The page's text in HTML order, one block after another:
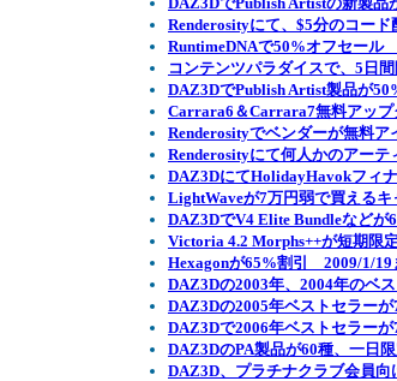
Renderosityにて、$5分のコード
RuntimeDNAで50%オフセール
コンテンツパラダイスで、5
DAZ3DでPublish Artist製品が
Carrara6＆Carrara7無料アップ
Renderosityでベンダーが無料
Renderosityにて何人かのアー
DAZ3DにてHolidayHavokフィ
LightWaveが7万円弱で買えるキ
DAZ3DでV4 Elite Bundleなど
Victoria 4.2 Morphs++が短期限
Hexagonが65%割引 2009/1/19
DAZ3Dの2003年、2004年のベ
DAZ3Dの2005年ベストセラーが
DAZ3Dで2006年ベストセラーが
DAZ3DのPA製品が60種、一日
DAZ3D、プラチナクラブ会員